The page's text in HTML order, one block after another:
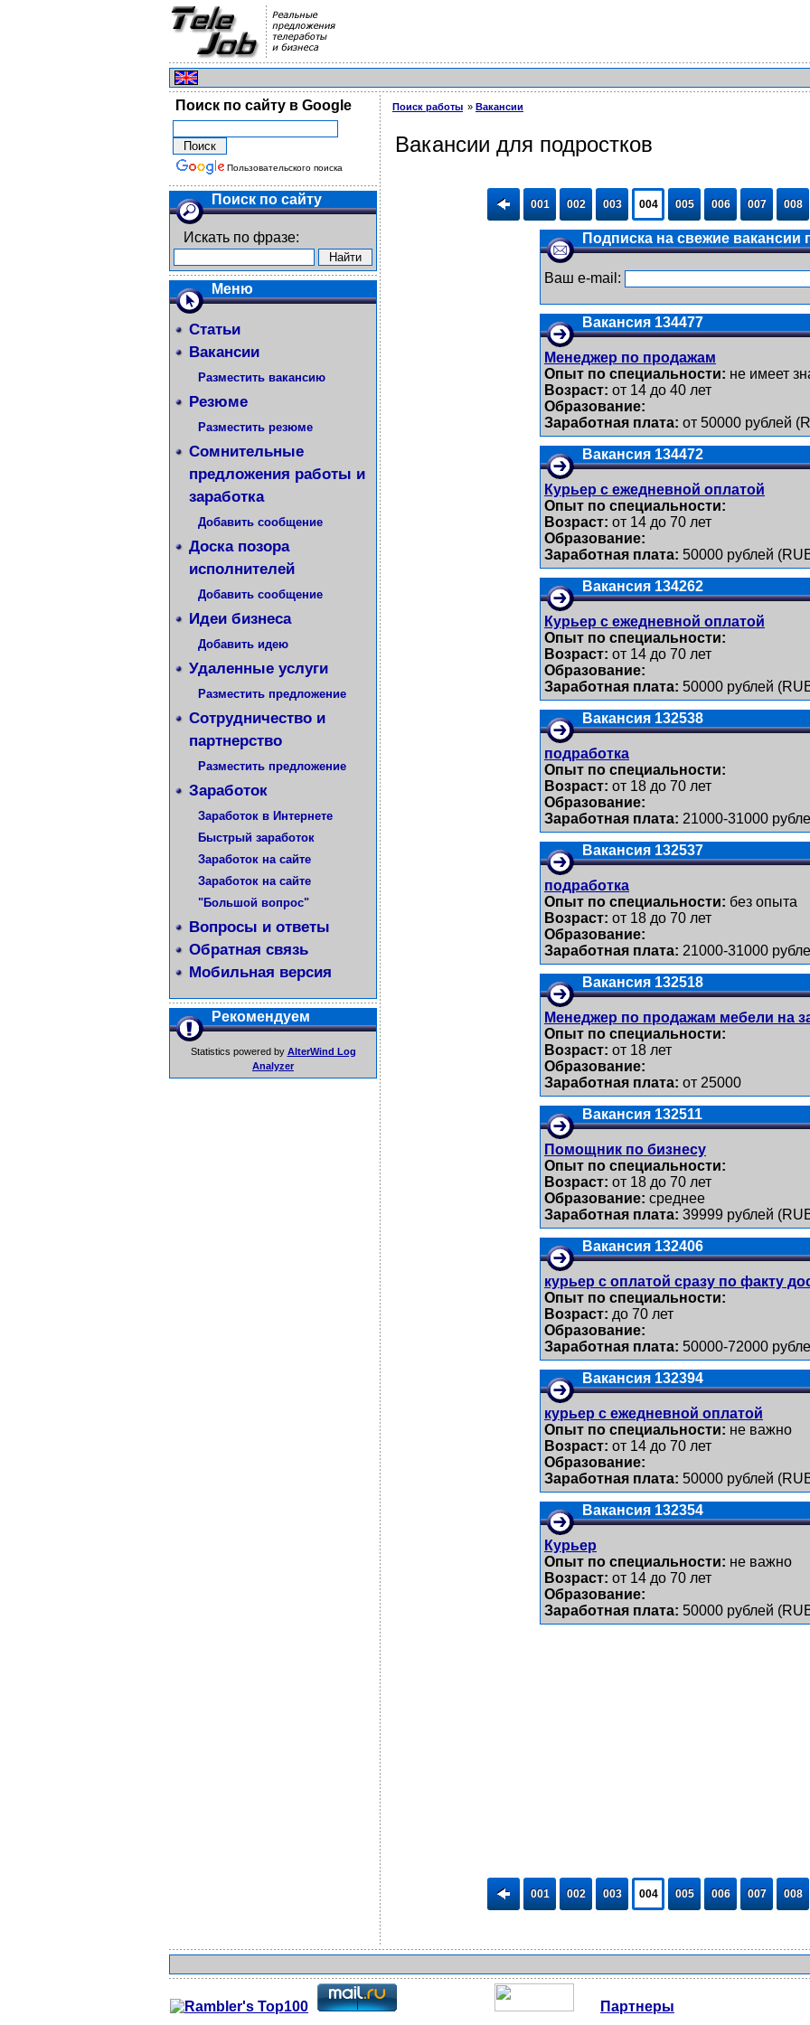
Поиск по сайту в Google
Пользовательского поиска
Поиск по сайту
Искать по фразе:
Меню
Статьи
Вакансии
Разместить вакансию
Резюме
Разместить резюме
Сомнительные
предложения работы и
заработка
Добавить сообщение
Доска позора
исполнителей
Добавить сообщение
Идеи бизнеса
Добавить идею
Удаленные услуги
Разместить предложение
Сотрудничество и
партнерство
Разместить предложение
Заработок
Заработок в Интернете
Быстрый заработок
Заработок на сайте
Заработок на сайте
"Большой вопрос"
Вопросы и ответы
Обратная связь
Мобильная версия
Рекомендуем
Statistics powered by AlterWind Log
Analyzer
Поиск работы Вакансии
Вакансии для подростков
001 002 003 004 005 006 007 008
Подписка на свежие вакансии
Ваш e-mail:
Вакансия 134477
Менеджер по продажам
Опыт по специальности: не имеет
Возраст: от 14 до 40 лет
Образование:
Заработная плата: от 50000 рублей
Вакансия 134472
Курьер с ежедневной оплатой
Опыт по специальности:
Возраст: от 14 до 70 лет
Образование:
Заработная плата: 50000 рублей
Вакансия 134262
Курьер с ежедневной оплатой
Опыт по специальности:
Возраст: от 14 до 70 лет
Образование:
Заработная плата: 50000 рублей
Вакансия 132538
подработка
Опыт по специальности:
Возраст: от 18 до 70 лет
Образование:
Заработная плата: 21000-31000
Вакансия 132537
подработка
Опыт по специальности: без опыта
Возраст: от 18 до 70 лет
Образование:
Заработная плата: 21000-31000
Вакансия 132518
Менеджер по продажам мебели на
Опыт по специальности:
Возраст: от 18 лет
Образование:
Заработная плата: от 25000
Вакансия 132511
Помощник по бизнесу
Опыт по специальности:
Возраст: от 18 до 70 лет
Образование: среднее
Заработная плата: 39999 рублей
Вакансия 132406
курьер с оплатой сразу по факту
Опыт по специальности:
Возраст: до 70 лет
Образование:
Заработная плата: 50000-72000
Вакансия 132394
курьер с ежедневной оплатой
Опыт по специальности: не важно
Возраст: от 14 до 70 лет
Образование:
Заработная плата: 50000 рублей
Вакансия 132354
Курьер
Опыт по специальности: не важно
Возраст: от 14 до 70 лет
Образование:
Заработная плата: 50000 рублей
001 002 003 004 005 006 007 008
Партнеры